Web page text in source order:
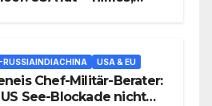
USA & EU
Chef-Militär-Berater:
See-Blockade nicht